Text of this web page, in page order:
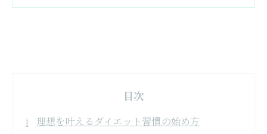
目次
理想を叶えるダイエット習慣の始め方